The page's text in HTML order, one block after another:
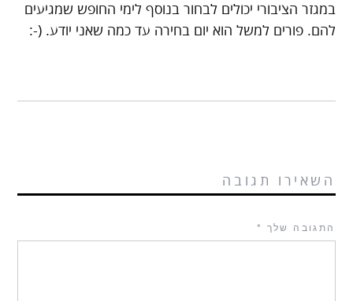
במגזר הציבורי יכולים לבחור בנוסף לימי החופש שמגיעים
להם. פורים למשל הוא יום בחירה עד כמה שאני יודע. (-:
השאירו תגובה
התגובה שלך *